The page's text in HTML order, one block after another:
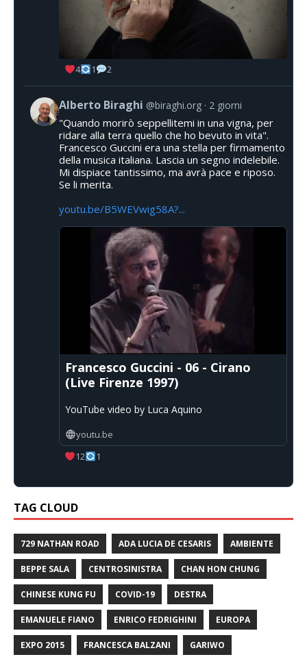
4 1 2
Alberto Biraghi @biraghi.org 2 giorni
"Quando morirò seppellitemi in una vigna, per
ridare alla terra quello che ho bevuto in vita".
Francesco Guccini era una stella per firmamento
della musica italiana. Lascia un segno indelebile.
Mi dispiace tantissimo, ma avrà pace e riposo.
Se li merita.
youtu.be/B5WEVwig58A?...
Francesco Guccini - 06 - Cirano
(Live Firenze 1997)
YouTube video by Luca Aquino
youtu.be
12
1
TAG CLOUD
729 NATHAN ROAD ADA LUCIA DE CESARIS AMBIENTE
BEPPE SALA CENTROSINISTRA CHAN HON CHUNG
CHINESE KUNG FU COVID-19 DESTRA
EMANUELE FIANO ENRICO FEDRIGHINI EUROPA
EXPO 2015 FRANCESCA BALZANI GARIWO